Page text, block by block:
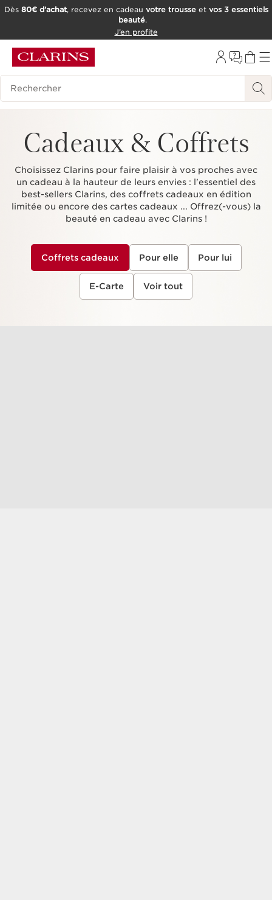
OUTIL D'ACCESSIBILITÉ
Dès 80€ d’achat, recevez en cadeau votre trousseet vos 3 essentiels
beauté.
J’en profite
Historique des recherches
Cadeaux & Coffrets
Choisissez Clarins pour faire plaisir à vos proches avec
un cadeau à la hauteur de leurs envies : l'essentiel des
best-sellers Clarins, des coffrets cadeaux en édition
limitée ou encore des cartes cadeaux ... Offrez(-vous) la
beauté en cadeau avec Clarins !
Coffrets cadeaux Pour elle Pour lui
E-Carte Voir tout